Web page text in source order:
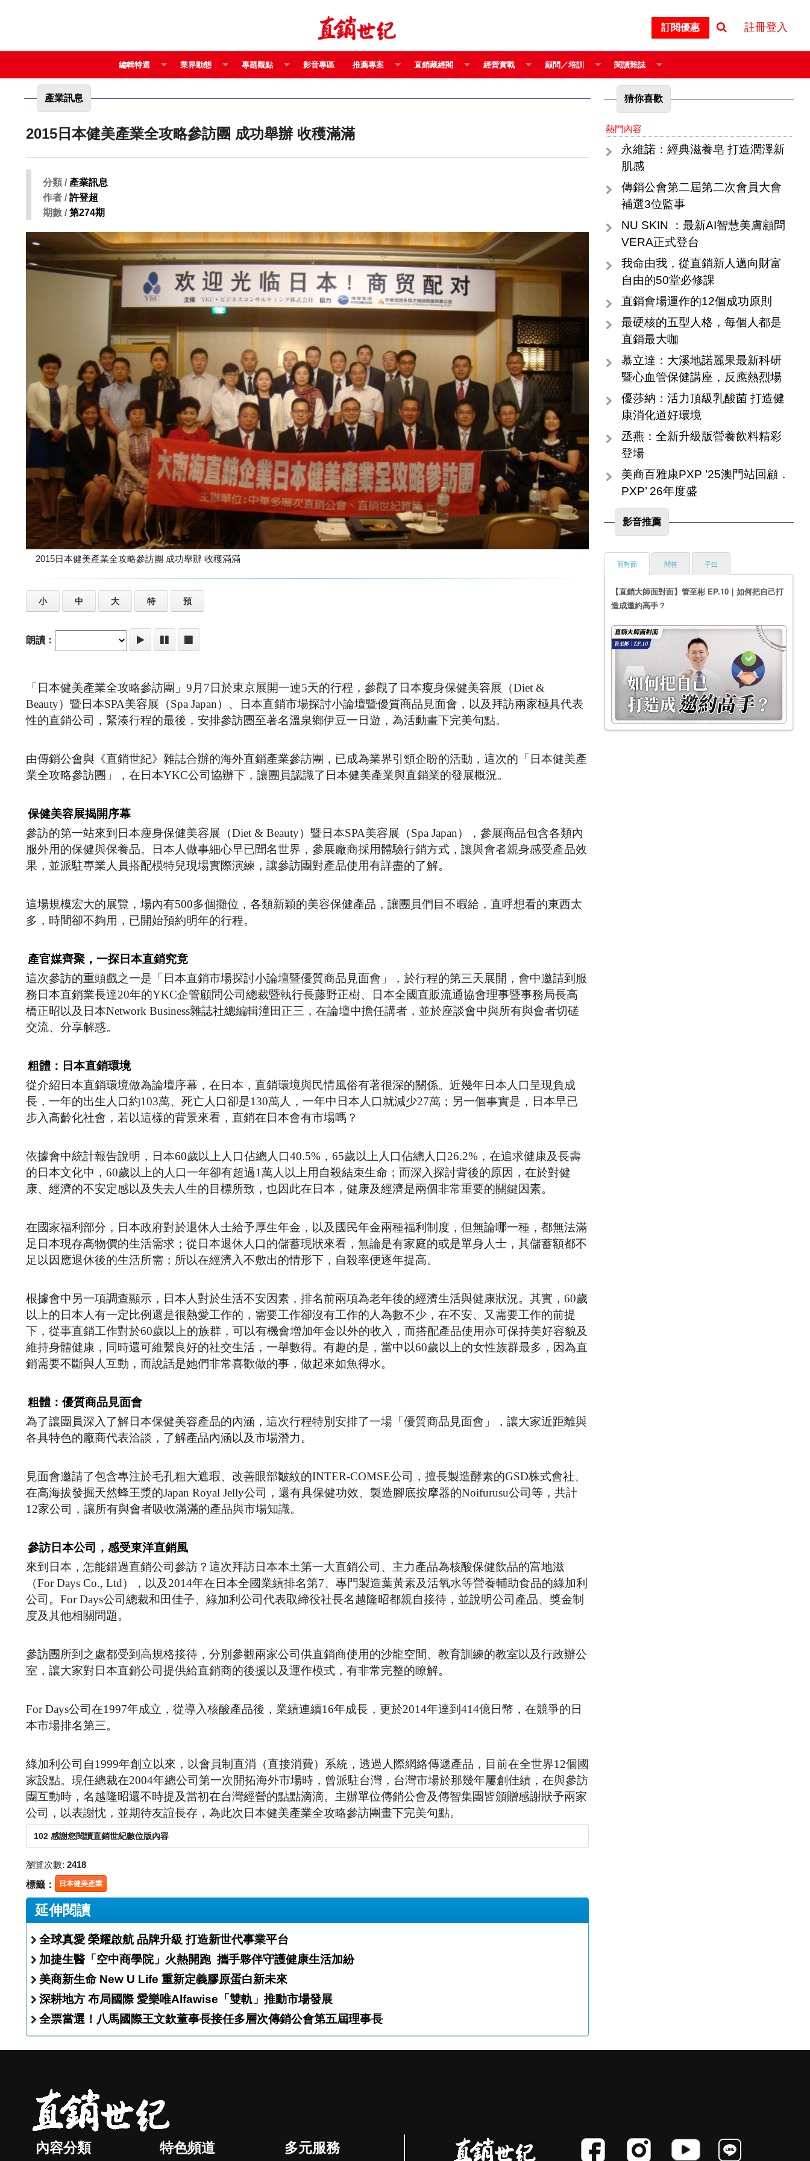
訂閱優惠 註冊登入
編輯特選 業界動態 專題觀點 影音專區 推薦專案 直銷藏經閣 經營實戰 顧問／培訓 閱讀雜誌
產業訊息
2015日本健美產業全攻略參訪團 成功舉辦 收穫滿滿
分類 / 產業訊息
作者 /許登超
期數 /第274期
2015日本健美產業全攻略參訪團 成功舉辦 收穫滿滿
小 中 大 特 預
朗讀：
「日本健美產業全攻略參訪團」9月7日於東京展開一連5天的行程，參觀了日本瘦身保健美容展（Diet &
Beauty）暨日本SPA美容展（Spa Japan）、日本直銷市場探討小論壇暨優質商品見面會，以及拜訪兩家極具代表
性的直銷公司，緊湊行程的最後，安排參訪團至著名溫泉鄉伊豆一日遊，為活動畫下完美句點。
由傳銷公會與《直銷世紀》雜誌合辦的海外直銷產業參訪團，已成為業界引頸企盼的活動，這次的「日本健美產
業全攻略參訪團」，在日本YKC公司協辦下，讓團員認識了日本健美產業與直銷業的發展概況。
保健美容展揭開序幕
參訪的第一站來到日本瘦身保健美容展（Diet & Beauty）暨日本SPA美容展（Spa Japan），參展商品包含各類內
服外用的保健與保養品。日本人做事細心早已聞名世界，參展廠商採用體驗行銷方式，讓與會者親身感受產品效
果，並派駐專業人員搭配模特兒現場實際演練，讓參訪團對產品使用有詳盡的了解。
這場規模宏大的展覽，場內有500多個攤位，各類新穎的美容保健產品，讓團員們目不暇給，直呼想看的東西太
多，時間卻不夠用，已開始預約明年的行程。
產官媒齊聚，一探日本直銷究竟
這次參訪的重頭戲之一是「日本直銷市場探討小論壇暨優質商品見面會」，於行程的第三天展開，會中邀請到服
務日本直銷業長達20年的YKC企管顧問公司總裁暨執行長藤野正樹、日本全國直販流通協會理事暨事務局長高
橋正昭以及日本Network Business雜誌社總編輯潼田正三，在論壇中擔任講者，並於座談會中與所有與會者切磋
交流、分享解惑。
粗體：日本直銷環境
從介紹日本直銷環境做為論壇序幕，在日本，直銷環境與民情風俗有著很深的關係。近幾年日本人口呈現負成
長，一年的出生人口約103萬、死亡人口卻是130萬人，一年中日本人口就減少27萬；另一個事實是，日本早已
步入高齡化社會，若以這樣的背景來看，直銷在日本會有市場嗎？
依據會中統計報告說明，日本60歲以上人口佔總人口40.5%，65歲以上人口佔總人口26.2%，在追求健康及長壽
的日本文化中，60歲以上的人口一年卻有超過1萬人以上用自殺結束生命；而深入探討背後的原因，在於對健
康、經濟的不安定感以及失去人生的目標所致，也因此在日本，健康及經濟是兩個非常重要的關鍵因素。
在國家福利部分，日本政府對於退休人士給予厚生年金，以及國民年金兩種福利制度，但無論哪一種，都無法滿
足日本現存高物價的生活需求；從日本退休人口的儲蓄現狀來看，無論是有家庭的或是單身人士，其儲蓄額都不
足以因應退休後的生活所需；所以在經濟入不敷出的情形下，自殺率便逐年提高。
根據會中另一項調查顯示，日本人對於生活不安因素，排名前兩項為老年後的經濟生活與健康狀況。其實，60歲
以上的日本人有一定比例還是很熱愛工作的，需要工作卻沒有工作的人為數不少，在不安、又需要工作的前提
下，從事直銷工作對於60歲以上的族群，可以有機會增加年金以外的收入，而搭配產品使用亦可保持美好容貌及
維持身體健康，同時還可維繫良好的社交生活，一舉數得。有趣的是，當中以60歲以上的女性族群最多，因為直
銷需要不斷與人互動，而說話是她們非常喜歡做的事，做起來如魚得水。
粗體：優質商品見面會
為了讓團員深入了解日本保健美容產品的內涵，這次行程特別安排了一場「優質商品見面會」，讓大家近距離與
各具特色的廠商代表洽談，了解產品內涵以及市場潛力。
見面會邀請了包含專注於毛孔粗大遮瑕、改善眼部皺紋的INTER-COMSE公司，擅長製造酵素的GSD株式會社、
在高海拔發掘天然蜂王漿的Japan Royal Jelly公司，還有具保健功效、製造腳底按摩器的Noifurusu公司等，共計
12家公司，讓所有與會者吸收滿滿的產品與市場知識。
參訪日本公司，感受東洋直銷風
來到日本，怎能錯過直銷公司參訪？這次拜訪日本本土第一大直銷公司、主力產品為核酸保健飲品的富地滋
（For Days Co., Ltd），以及2014年在日本全國業績排名第7、專門製造葉黃素及活氧水等營養輔助食品的綠加利
公司。For Days公司總裁和田佳子、綠加利公司代表取締役社長名越隆昭都親自接待，並說明公司產品、獎金制
度及其他相關問題。
參訪團所到之處都受到高規格接待，分別參觀兩家公司供直銷商使用的沙龍空間、教育訓練的教室以及行政辦公
室，讓大家對日本直銷公司提供給直銷商的後援以及運作模式，有非常完整的瞭解。
For Days公司在1997年成立，從導入核酸產品後，業績連續16年成長，更於2014年達到414億日幣，在競爭的日
本市場排名第三。
綠加利公司自1999年創立以來，以會員制直消（直接消費）系統，透過人際網絡傳遞產品，目前在全世界12個國
家設點。現任總裁在2004年總公司第一次開拓海外市場時，曾派駐台灣，台灣市場於那幾年屢創佳績，在與參訪
團互動時，名越隆昭還不時提及當初在台灣經營的點點滴滴。主辦單位傳銷公會及傳智集團皆頒贈感謝狀予兩家
公司，以表謝忱，並期待友誼長存，為此次日本健美產業全攻略參訪團畫下完美句點。
102 感謝您閱讀直銷世紀數位版內容
瀏覽次數: 2418
標籤： 日本健美產業
延伸閱讀
全球真愛 榮耀啟航 品牌升級 打造新世代事業平台
加捷生醫「空中商學院」火熱開跑 攜手夥伴守護健康生活加紛
美商新生命 New U Life 重新定義膠原蛋白新未來
深耕地方 布局國際 愛樂唯Alfawise「雙軌」推動市場發展
全票當選！八馬國際王文欽董事長接任多層次傳銷公會第五屆理事長
猜你喜歡
熱門內容
永維諾：經典滋養皂 打造潤澤新
肌感
傳銷公會第二屆第二次會員大會
補選3位監事
NU SKIN ：最新AI智慧美膚顧問
VERA正式登台
我命由我，從直銷新人邁向財富
自由的50堂必修課
直銷會場運作的12個成功原則
最硬核的五型人格，每個人都是
直銷最大咖
慕立達：大溪地諾麗果最新科研
暨心血管保健講座，反應熱烈場
優莎納：活力頂級乳酸菌 打造健
康消化道好環境
丞燕：全新升級版營養飲料精彩
登場
美商百雅康PXP ’25澳門站回顧．
PXP’ 26年度盛
影音推薦
面對面
【直銷大師面對面】管至彬 EP.10｜如何把自己打
造成邀約高手？
問答 子曰
內容分類 特色頻道 多元服務